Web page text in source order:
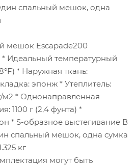
спальный мешок, одна
мешок Escapade200
* Идеальный температурный
* Наружная ткань:
эпонж * Утеплитель:
м2 * Однонаправленная
1100 г (2,4 фунта) *
* S-образное выстегивание В
спальный мешок, одна сумка
кг
могут быть